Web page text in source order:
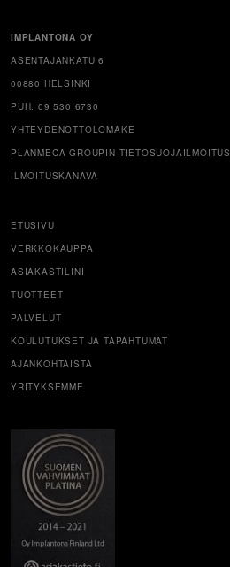
IMPLANTONA OY
ASENTAJANKATU 6
00880 HELSINKI
PUH. 09 530 6730
YHTEYDENOTTOLOMAKE
PLANMECA GROUPIN TIETOSUOJAILMOITUS
ILMOITUSKANAVA
ETUSIVU
VERKKOKAUPPA
ASIAKASTILINI
TUOTTEET
PALVELUT
KOULUTUKSET JA TAPAHTUMAT
AJANKOHTAISTA
YRITYKSEMME